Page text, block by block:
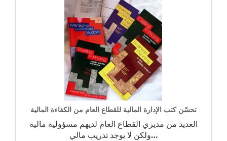
تحسّن كتب الإدارة المالية للقطاع العام من الكفاءة المالية
العديد من مديري القطاع العام لديهم مسؤولية مالية
ولكن لا يوجد تدريب مالي…